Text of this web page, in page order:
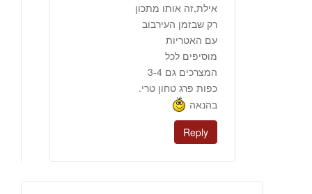
אילת,זה אותו מתכון
רק שבזמן העירבוב
עם האטריות
מוסיפים לכל
המצרכים גם 3-4
כפות פרג טחון טרי.
בהנאה
Reply